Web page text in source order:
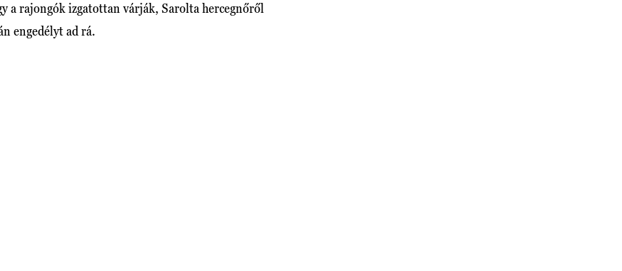
a rajongók izgatottan várják, Sarolta hercegnőről
engedélyt ad rá.